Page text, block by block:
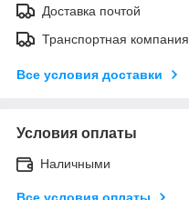
Доставка почтой
Транспортная компания
Все условия доставки
Условия оплаты
Наличными
Все условия оплаты